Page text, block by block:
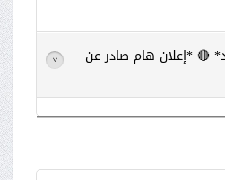
🔴 *إعلان هام صادر عن >
اقرأ